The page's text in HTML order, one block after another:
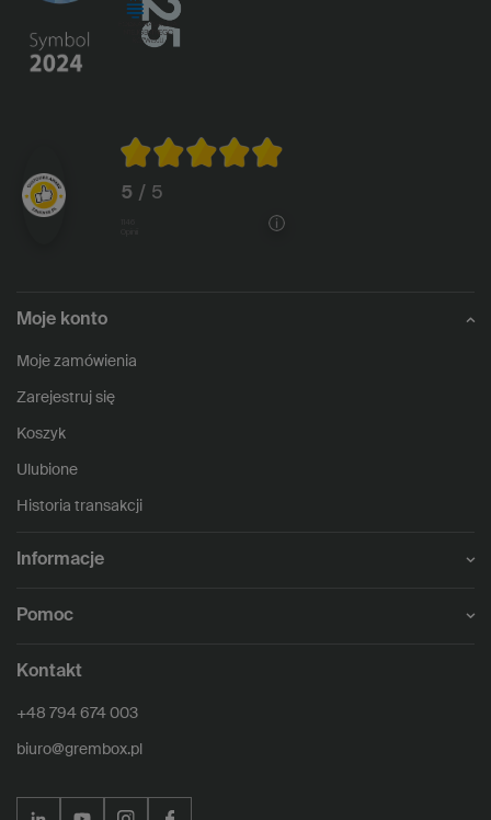
5 / 5
Moje konto
Moje zamówienia
Zarejestruj się
Koszyk
Ulubione
Historia transakcji
Informacje
Pomoc
Kontakt
+48 794 674 003
biuro@grembox.pl